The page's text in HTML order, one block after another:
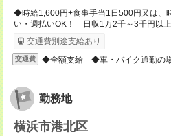
◆時給1,600円+食事手当1日500円又は、
い・週払いOK！ 日収1万2千～3千円以
交通費別途支給あり
交通費 ◆全額支給 ◆車・バイク通勤の
勤務地
横浜市港北区